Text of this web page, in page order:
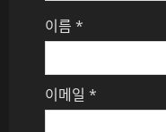
이름 *
이메일 *